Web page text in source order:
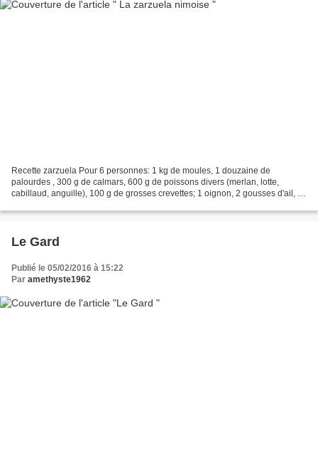
Recette zarzuela Pour 6 personnes: 1 kg de moules, 1 douzaine de
palourdes , 300 g de calmars, 600 g de poissons divers (merlan, lotte,
cabillaud, anguille), 100 g de grosses crevettes; 1 oignon, 2 gousses d'ail, 1
Le Gard
Publié le 05/02/2016 à 15:22
Par amethyste1962